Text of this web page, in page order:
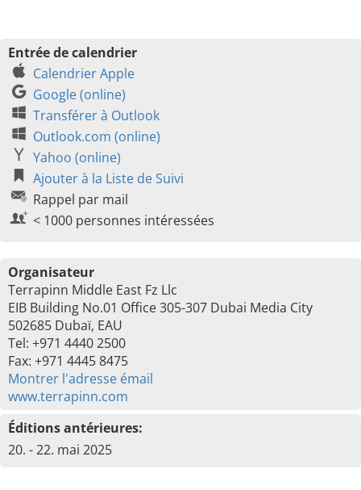
Entrée de calendrier
Calendrier Apple
Google (online)
Transférer à Outlook
Outlook.com (online)
Yahoo (online)
Ajouter à la Liste de Suivi
Rappel par mail
< 1000 personnes intéressées
Organisateur
Terrapinn Middle East Fz Llc
EIB Building No.01 Office 305-307 Dubai Media City
502685 Dubaï, EAU
Tel: +971 4440 2500
Fax: +971 4445 8475
Montrer l'adresse émail
www.terrapinn.com
Éditions antérieures:
20. - 22. mai 2025